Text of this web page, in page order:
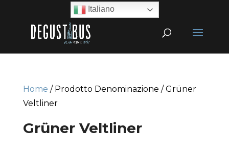
Home / Prodotto Denominazione / Grüner
Veltliner
Grüner Veltliner
Italiano